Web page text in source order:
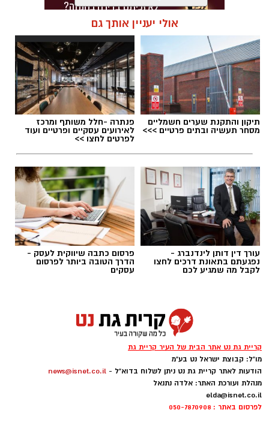
תגים:חביתת ירק
ai
½ פלפל אדום, חתוך לקוביות קטנות
½ פלפל צהוב, חתוך לקוביות קטנות
¼ פלפל ירוק, חתוך לקוביות קטנות
½ בצל קטן קצוץ דק (לא חובה)
2 כפות פטרוזיליה קצוצה
אולי יעניין אותך גם
תיקון והתקנת שערים חשמליים
מסחר תעשיה ובתים פרטיים >>>
פנתרה -חלל משותף ומרכז
לאירועים עסקיים ופרטיים ועוד
לפרטים לחצו >>
עורך דין דותן לינדנברג -
נפגעתם בתאונת דרכים לחצו
לקבל מה שמגיע לכם
פרסום כתבה שיווקית לעסק -
הדרך הטובה ביותר לפרסום
עסקים
קריית גת נט אתר הבית של העיר קריית גת
מו"ל: קבוצת ישראל נט בע"מ
הודעות לאתר קריית גת נט ניתן לשלוח בדוא"ל - news@isnet.co.il
מנהלת ועורכת האתר: אלדה נתנאל
elda@isnet.co.il
לפרסום באתר : 050-7870908